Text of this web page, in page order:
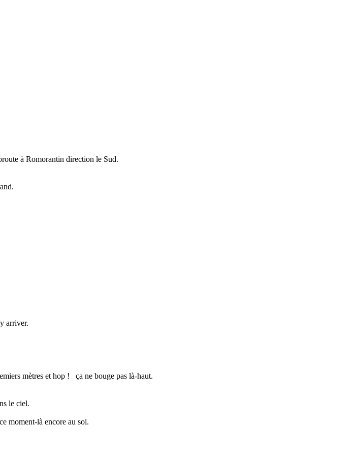
à Romorantin direction le Sud.
arriver.
mètres et hop ! ça ne bouge pas là-haut.
le ciel.
moment-là encore au sol.